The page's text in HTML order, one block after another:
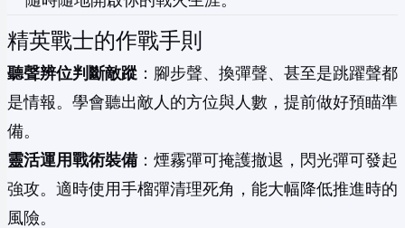
精英戰士的作戰手則
聽聲辨位判斷敵蹤 ：腳步聲、換彈聲、甚至是跳躍聲都
是情報。學會聽出敵人的方位與人數，提前做好預瞄準
備。
靈活運用戰術裝備：煙霧彈可掩護撤退，閃光彈可發起
強攻。適時使用手榴彈清理死角，能大幅降低推進時的
風險。